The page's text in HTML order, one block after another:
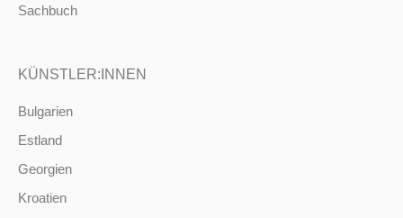
Sachbuch
KÜNSTLER:INNEN
Bulgarien
Estland
Georgien
Kroatien